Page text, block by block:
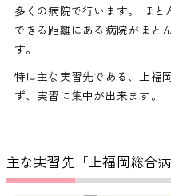
多くの病院で行います。 ほ
できる距離にある病院がほと
す。
特に主な実習先である、上福
ず、実習に集中が出来ます。
主な実習先「上福岡総合